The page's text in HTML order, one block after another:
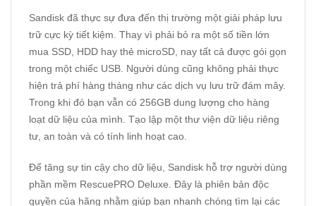
Sandisk đã thực sự đưa đến thị trường một giải pháp lưu
trữ cực kỳ tiết kiệm. Thay vì phải bỏ ra một số tiền lớn
mua SSD, HDD hay thẻ microSD, nay tất cả được gói gọn
trong một chiếc USB. Người dùng cũng không phải thực
hiện trả phí hàng tháng như các dịch vụ lưu trữ đám mây.
Trong khi đó bạn vẫn có 256GB dung lượng cho hàng
loạt dữ liệu của mình. Tạo lập một thư viện dữ liệu riêng
tư, an toàn và có tính linh hoạt cao.
Để tăng sự tin cậy cho dữ liệu, Sandisk hỗ trợ người dùng
phần mềm RescuePRO Deluxe. Đây là phiên bản độc
quyền của hãng nhằm giúp bạn nhanh chóng tìm lại các